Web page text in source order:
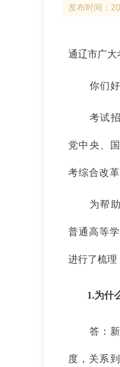
发布时间：
通辽市广大
你们好
考试
党中央 、
考综合改
为帮
普通高等
进行了梳理
1.为什
答：
度，关系